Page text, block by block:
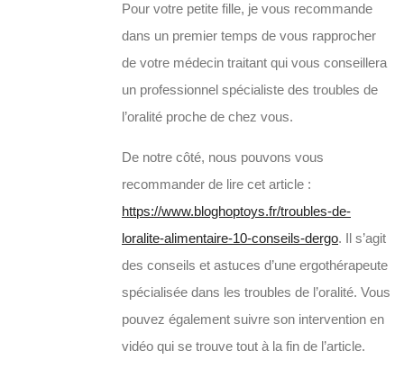
Pour votre petite fille, je vous recommande
dans un premier temps de vous rapprocher
de votre médecin traitant qui vous conseillera
un professionnel spécialiste des troubles de
l’oralité proche de chez vous.
De notre côté, nous pouvons vous
recommander de lire cet article :
https://www.bloghoptoys.fr/troubles-de-
loralite-alimentaire-10-conseils-dergo. Il s’agit
des conseils et astuces d’une ergothérapeute
spécialisée dans les troubles de l’oralité. Vous
pouvez également suivre son intervention en
vidéo qui se trouve tout à la fin de l’article.